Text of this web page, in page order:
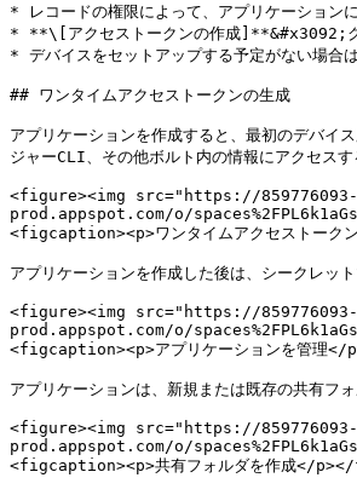
* レコードの権限によって、アプリケーション
* **\[アクセストークンの作成]**&#x3092;クリ
* デバイスをセットアップする予定がない場合
## ワンタイムアクセストークンの生成
アプリケーションを作成すると、最初のデバイ
ジャーCLI、その他ボルト内の情報にアクセスす
<figure><img src="https://
prod.appspot.com/o/
<figcaption><p>ワンタイムアクセスト
アプリケーションを作成した後は、シークレッ
<figure><img src="https://
prod.appspot.com/o/
<figcaption><p>アプリケーションを管
アプリケーションは、新規または既存の共有フォ
<figure><img src="https://
prod.appspot.com/o/
<figcaption><p>共有フォルダを作成</